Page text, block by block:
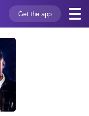
Get the app